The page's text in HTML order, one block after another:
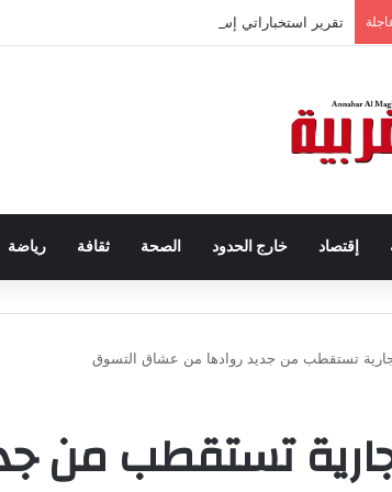
تقرير استخباراتي إسباني يكشف تورط حملة رقمية
إقتصاد خارج الحدود الصحة ثقافة رياضة
تستقطب من جديد روادها من عشاق التسوق
تستقطب من